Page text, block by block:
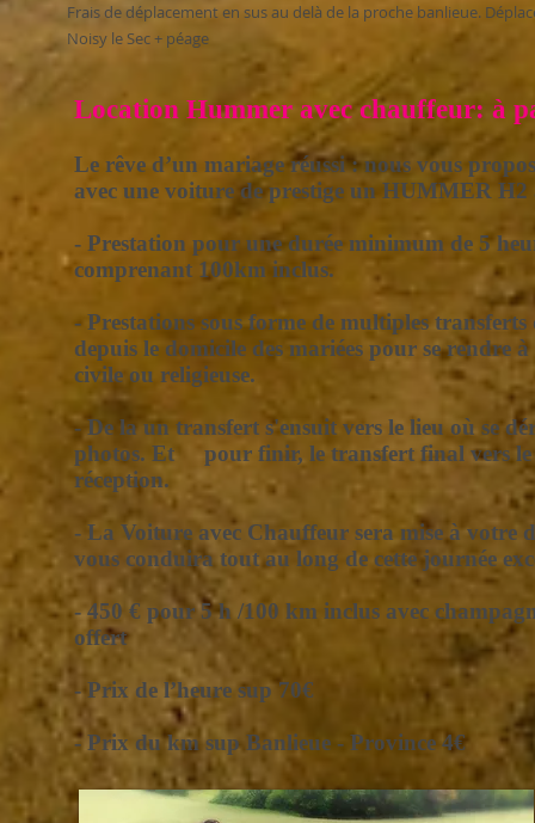
Frais de déplacement en sus au delà de la proche banlieue.
Noisy le Sec + péage
Location Hummer avec chauffeur: à
Le rêve d’un mariage réussi : nous vous
avec une voiture de prestige un HUMMER H2
- Prestation pour une durée minimum de 5
comprenant 100km inclus.
- Prestations sous forme de multiples
depuis le domicile des mariées pour se rendre
civile ou religieuse.
- De la un transfert s'ensuit vers le lieu où se
photos. Et pour finir, le transfert final vers le
réception.
- La Voiture avec Chauffeur sera mise à votre
vous conduira tout au long de cette journée
- 450 € pour 5 h /100 km inclus avec
offert
- Prix de l’heure sup 70€
- Prix du km sup Banlieue - Province 4€